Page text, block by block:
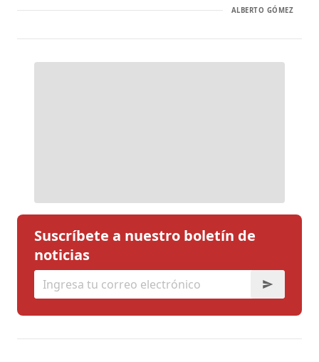
ALBERTO GÓMEZ
Suscríbete a nuestro boletín de
noticias